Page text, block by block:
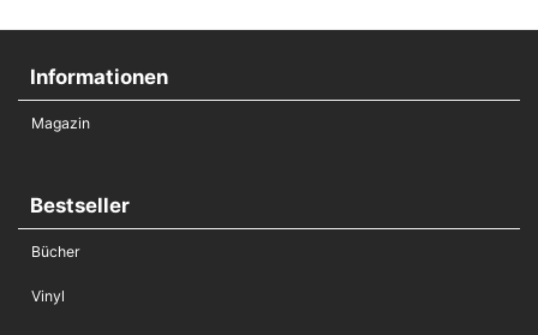
Informationen
Magazin
Bestseller
Bücher
Vinyl